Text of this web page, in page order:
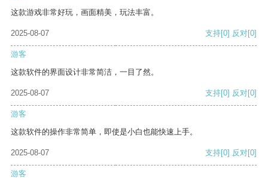
这款游戏非常好玩，画面精美，玩法丰富。
2025-08-07 支持[0] 反对[0]
游客
这款软件的界面设计非常简洁，一目了然。
2025-08-07 支持[0] 反对[0]
游客
这款软件的操作非常简单，即使是小白也能快速上手。
2025-08-07 支持[0] 反对[0]
游客